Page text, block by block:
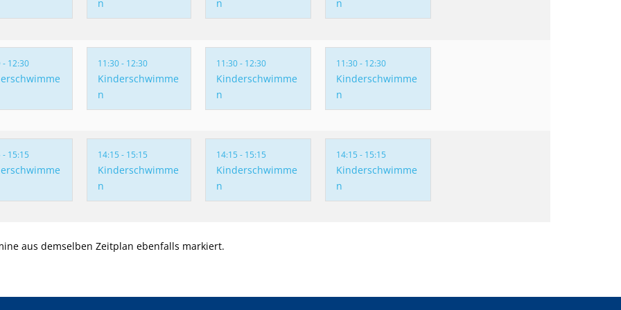
n n n
- 12:30 11:30 - 12:30
Kinderschwimme
n
11:30 - 12:30
Kinderschwimme
n
11:30 - 12:30
Kinderschwimme
n
- 15:15 14:15 - 15:15
Kinderschwimme
n
14:15 - 15:15
Kinderschwimme
n
14:15 - 15:15
Kinderschwimme
n
aus demselben Zeitplan ebenfalls markiert.